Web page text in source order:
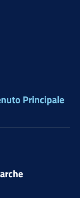
Principale